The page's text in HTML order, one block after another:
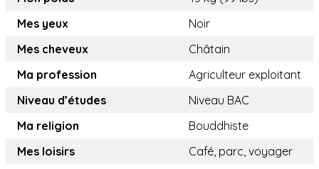
Mes yeux
Noir
Mes cheveux
Châtain
Ma profession
Agriculteur exploitant
Niveau d’études
Niveau BAC
Ma religion
Bouddhiste
Mes loisirs
Café, parc, voyager